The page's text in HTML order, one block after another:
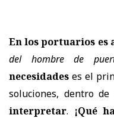
En los portuarios es
del hombre de
necesidades es el
soluciones, dentro
interpretar. ¡Qué